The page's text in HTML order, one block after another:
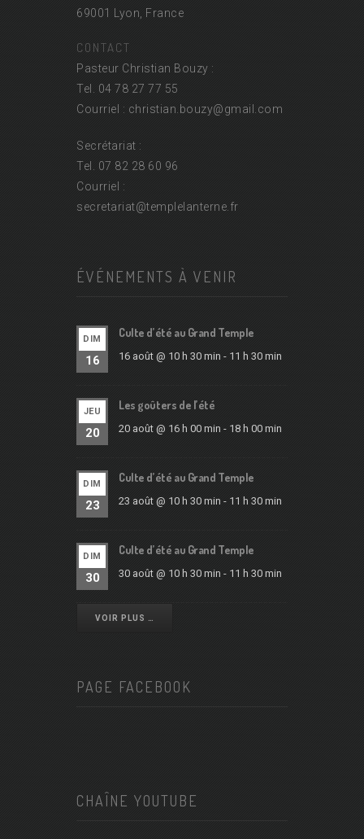
69001 Lyon, France
CONTACT
Pasteur Christian Bouzy :
Tel. 04 78 27 77 55
Courriel : christian.bouzy@gmail.com
Secrétariat :
Tel. 07 82 28 60 96
Courriel :
secretariat@templelanterne.fr
ÉVÉNEMENTS À VENIR
DIM
16
Culte d’été au Grand Temple
16 août @ 10 h 30 min - 11 h 30 min
JEU
20
Les goûters de l’été
20 août @ 16 h 00 min - 18 h 00 min
DIM
23
Culte d’été au Grand Temple
23 août @ 10 h 30 min - 11 h 30 min
DIM
30
Culte d’été au Grand Temple
30 août @ 10 h 30 min - 11 h 30 min
VOIR PLUS …
PAGE FACEBOOK
CHAÎNE YOUTUBE